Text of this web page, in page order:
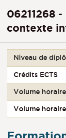
06211268
contexte
Niveau de
Crédits ECTS
Volume
Volume horaire